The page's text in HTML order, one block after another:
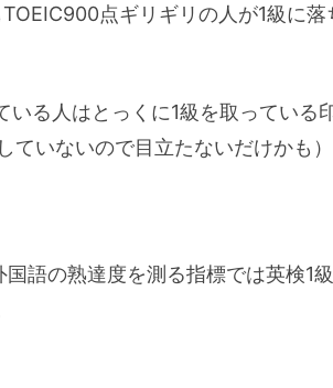
点ギリギリの人が1級に
る人はとっくに1級を取っている
ていないので目立たないだけかも）
国語の熟達度を測る指標では英検